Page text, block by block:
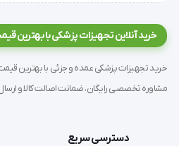
فراهم کرده و کمترین تاثیر را
خرید آنلاین تجهیزات پزشکی با بهترین
مشاوره تخصصی رایگان، ضمانت اصالت کالا و
دسترسی سریع